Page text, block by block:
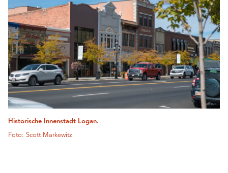
Historische Innenstadt Logan.
Foto: Scott Markewitz